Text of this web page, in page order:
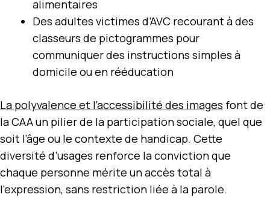
alimentaires
Des adultes victimes d’AVC recourant à des
classeurs de pictogrammes pour
communiquer des instructions simples à
domicile ou en rééducation
La polyvalence et l’accessibilité des images font de
la CAA un pilier de la participation sociale, quel que
soit l’âge ou le contexte de handicap. Cette
diversité d’usages renforce la conviction que
chaque personne mérite un accès total à
l’expression, sans restriction liée à la parole.